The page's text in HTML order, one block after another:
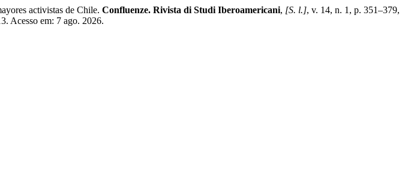
activistas de Chile. Confluenze. Rivista di Studi Iberoamericani, [S. l.], v. 14, n. 1, p. 351–379,
Acesso em: 7 ago. 2026.